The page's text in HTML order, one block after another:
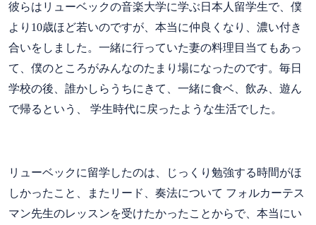
彼らはリューベックの音楽大学に学ぶ日本人留学生で、僕
より10歳ほど若いのですが、本当に仲良くなり、濃い付き
合いをしました。一緒に行っていた妻の料理目当てもあっ
て、僕のところがみんなのたまり場になったのです。毎日
学校の後、誰かしらうちにきて、一緒に食ベ、飲み、遊ん
で帰るという、 学生時代に戻ったような生活でした。
リューベックに留学したのは、じっくり勉強する時間がほ
しかったこと、またリード、奏法について フォルカーテス
マン先生のレッスンを受けたかったことからで、本当にい